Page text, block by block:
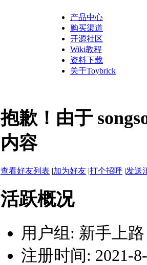
产品中心
购买渠道
开源社区
Wiki教程
资料下载
关于Toybrick
抱歉！由于
内容
查看好友列表 |加为好友 |打个招呼 |发送
活跃概况
用户组: 新手上路
注册时间: 2021-